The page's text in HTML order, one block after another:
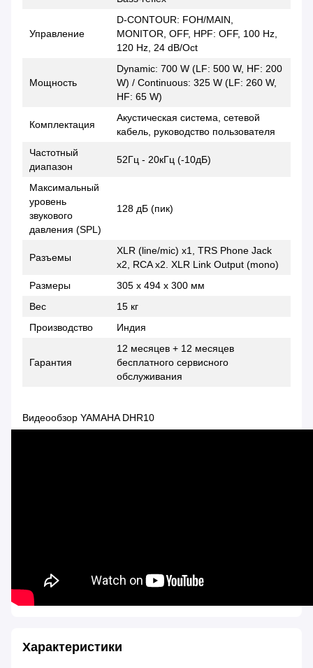
Управление
D-CONTOUR: FOH/MAIN,
MONITOR, OFF, HPF: OFF, 100 Hz,
120 Hz, 24 dB/Oct
Мощность
Dynamic: 700 W (LF: 500 W, HF: 200
W) / Continuous: 325 W (LF: 260 W,
HF: 65 W)
Комплектация
Акустическая система, сетевой
кабель, руководство пользователя
Частотный
диапазон
52Гц - 20кГц (-10дБ)
Максимальный
уровень
звукового
давления (SPL)
128 дБ (пик)
Разъемы
XLR (line/mic) x1, TRS Phone Jack
x2, RCA x2. XLR Link Output (mono)
Размеры
305 x 494 x 300 мм
Вес
15 кг
Производство
Индия
Гарантия
12 месяцев + 12 месяцев
бесплатного сервисного
обслуживания
Видеообзор YAMAHA DHR10
Характеристики